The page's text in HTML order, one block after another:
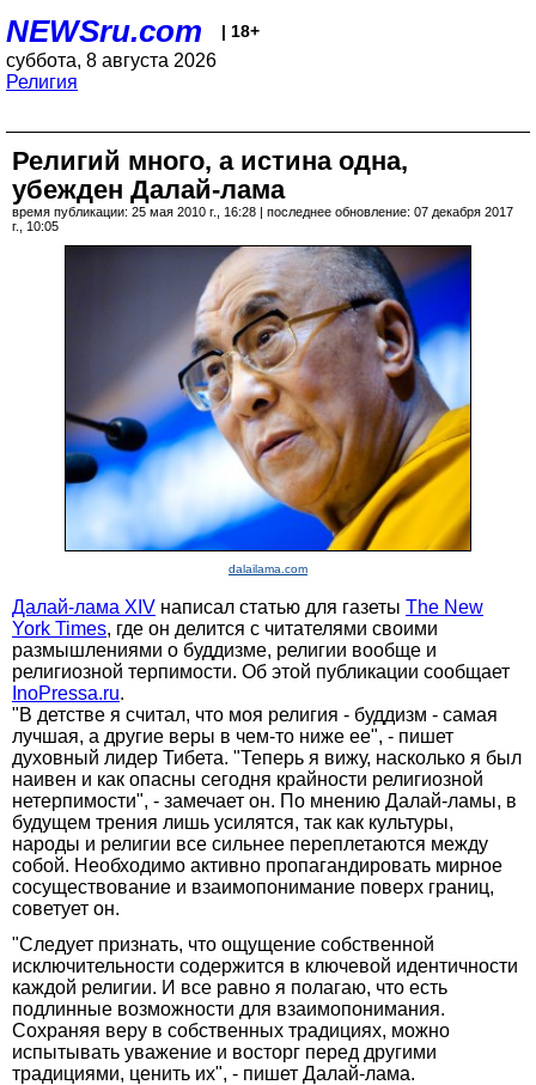
NEWSru.com | 18+
суббота, 8 августа 2026
Религия
Религий много, а истина одна,
убежден Далай-лама
время публикации: 25 мая 2010 г., 16:28 | последнее обновление: 07 декабря 2017
г., 10:05
dalailama.com
Далай-лама XIV написал статью для газеты The New
York Times, где он делится с читателями своими
размышлениями о буддизме, религии вообще и
религиозной терпимости. Об этой публикации сообщает
InoPressa.ru.
"В детстве я считал, что моя религия - буддизм - самая
лучшая, а другие веры в чем-то ниже ее", - пишет
духовный лидер Тибета. "Теперь я вижу, насколько я был
наивен и как опасны сегодня крайности религиозной
нетерпимости", - замечает он. По мнению Далай-ламы, в
будущем трения лишь усилятся, так как культуры,
народы и религии все сильнее переплетаются между
собой. Необходимо активно пропагандировать мирное
сосуществование и взаимопонимание поверх границ,
советует он.
"Следует признать, что ощущение собственной
исключительности содержится в ключевой идентичности
каждой религии. И все равно я полагаю, что есть
подлинные возможности для взаимопонимания.
Сохраняя веру в собственных традициях, можно
испытывать уважение и восторг перед другими
традициями, ценить их", - пишет Далай-лама.